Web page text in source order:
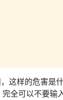
这样的危害是
全可以不要输